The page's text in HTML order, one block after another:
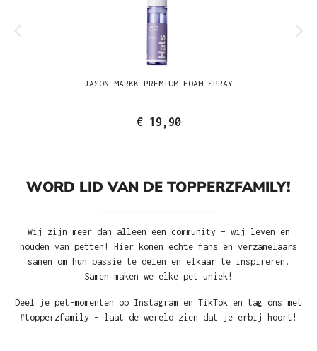
JASON MARKK PREMIUM FOAM SPRAY
€ 19,90
WORD LID VAN DE TOPPERZFAMILY!
Wij zijn meer dan alleen een community – wij leven en
houden van petten! Hier komen echte fans en verzamelaars
samen om hun passie te delen en elkaar te inspireren.
Samen maken we elke pet uniek!
Deel je pet-momenten op Instagram en TikTok en tag ons met
#topperzfamily – laat de wereld zien dat je erbij hoort!